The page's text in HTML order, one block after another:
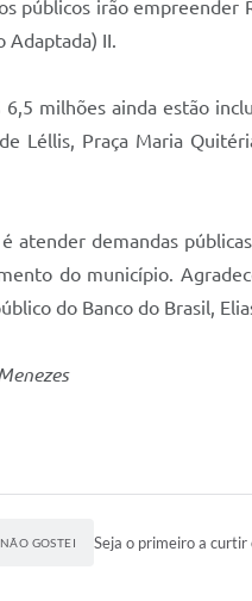
públicos irão empreender
Adaptada) II.
milhões ainda estão
Léllis, Praça Maria
é atender demandas
do município.
do Banco do Brasil,
NÃO GOSTEI Seja o primeiro a curtir